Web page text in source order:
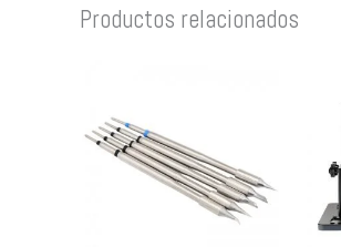
Productos relacionados